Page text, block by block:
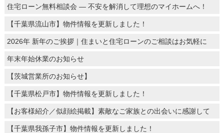
住宅ローン無料相談会 ― 不安を解消して理想のマイホームへ！
【千葉県流山市】物件情報を更新しました！
2026年 新年のご挨拶｜住まいと住宅ローンのご相談はお気軽に
年末年始休業のお知らせ
【茨城営業所のお知らせ】
【千葉県松戸市】物件情報を更新しました！
【お客様紹介／似顔絵掲載】素敵なご家族との出会いに感謝して
【千葉県我孫子市】物件情報を更新しました！